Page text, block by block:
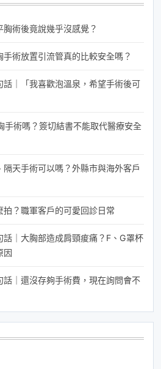
術後竟說幾乎沒感覺？
術放置引流管真的比較安全嗎？
話｜「我喜歡泡溫泉，希望手術後可
手術嗎？簽切結書不能取代醫療安全
天手術可以嗎？外縣市與海外客戶
？職軍客戶的可愛回診日常
｜大胸部造成肩頸痠痛？F、G罩杯
因
話｜還沒存夠手術費，現在詢問會不